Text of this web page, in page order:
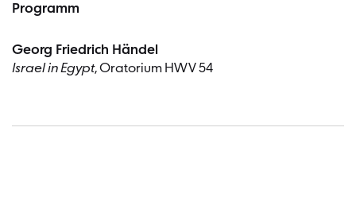
Programm
Georg Friedrich Händel
Israel in Egypt, Oratorium HWV 54